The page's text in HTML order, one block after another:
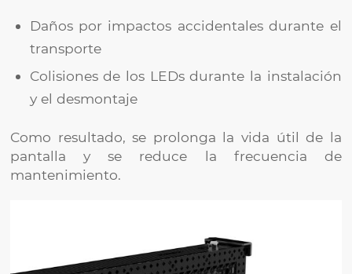
Daños por impactos accidentales durante el
transporte
Colisiones de los LEDs durante la instalación
y el desmontaje
Como resultado, se prolonga la vida útil de la
pantalla y se reduce la frecuencia de
mantenimiento.